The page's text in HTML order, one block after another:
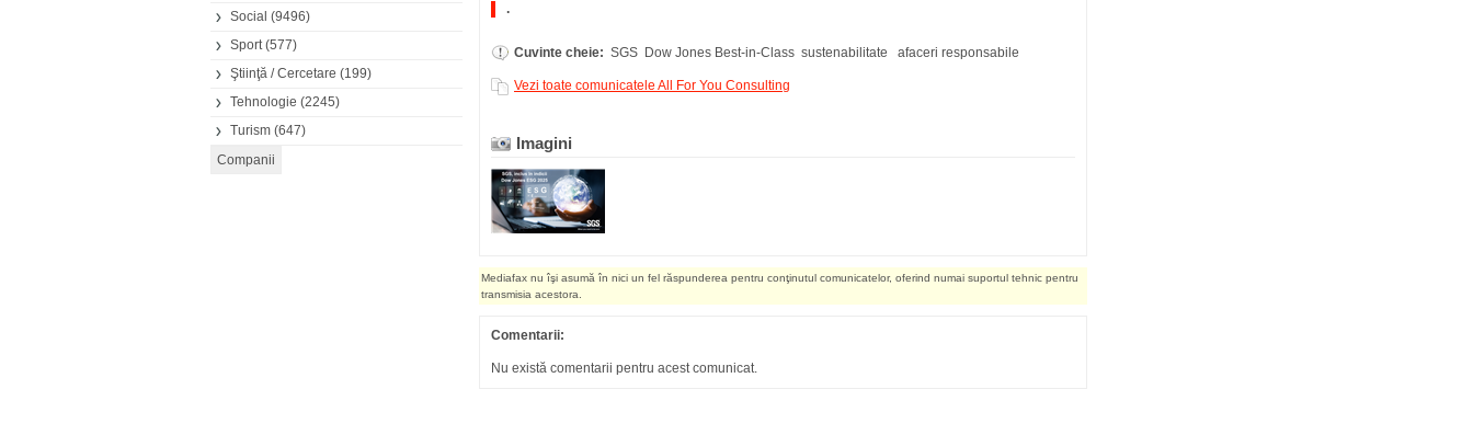
Social (9496)
Sport(577)
Ştiinţă / Cercetare (199)
Tehnologie (2245)
Turism (647)
.
Cuvinte cheie: SGS Dow Jones Best-in-Class sustenabilitate afaceri responsabile
Vezi toate comunicatele All For You Consulting
Imagini
Mediafax nu îşi asumă în nici un fel răspunderea pentru conţinutul comunicatelor, oferind numai suportul tehnic pentru
transmisia acestora.
Comentarii:
Nu există comentarii pentru acest comunicat.